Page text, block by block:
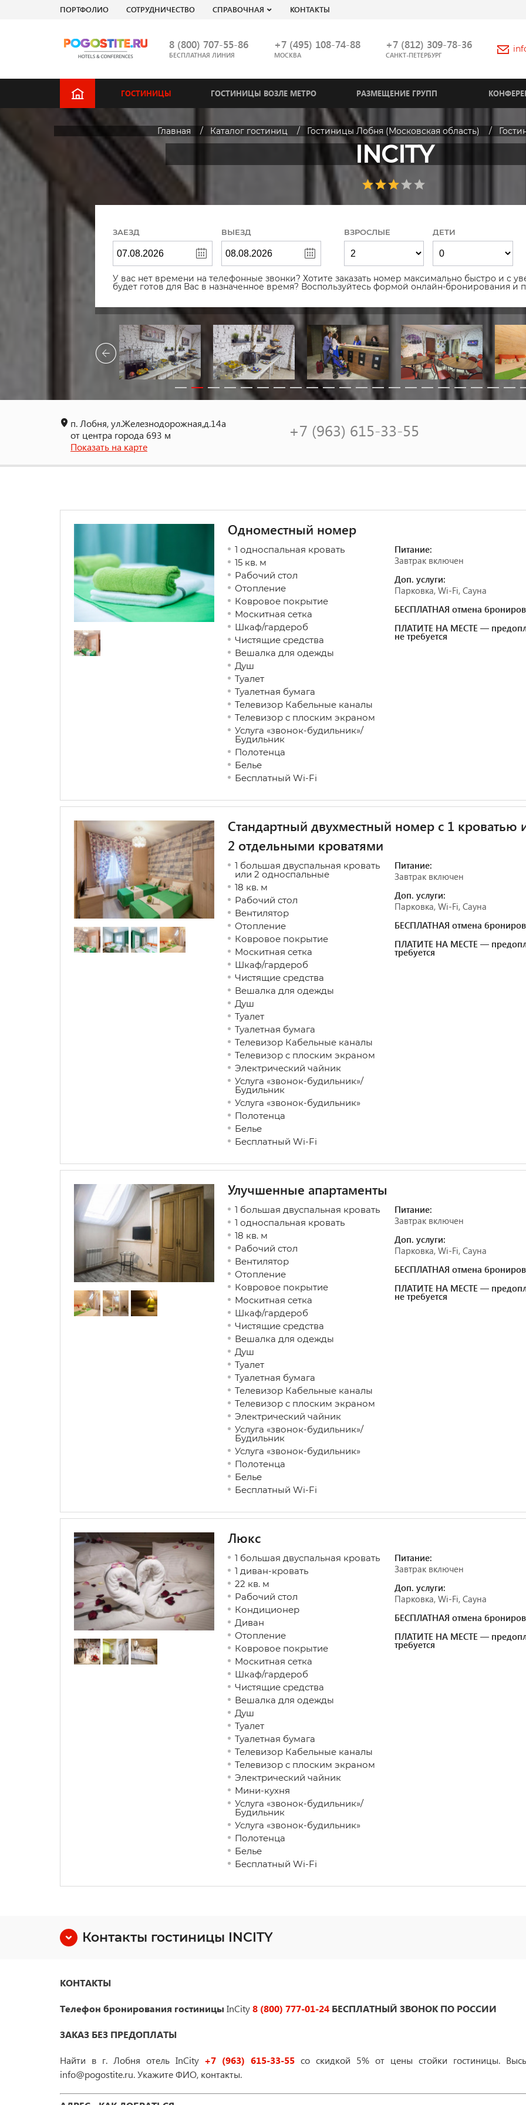
ПОРТФОЛИО СОТРУДНИЧЕСТВО СПРАВОЧНАЯ КОНТАКТЫ
8 (800) 707-55-86
БЕСПЛАТНАЯ ЛИНИЯ
+7 (495) 108-74-88
МОСКВА
+7 (812) 309-78-36
САНКТ-ПЕТЕРБУРГ
ГОСТИНИЦЫ ГОСТИНИЦЫ ВОЗЛЕ МЕТРО РАЗМЕЩЕНИЕ ГРУПП
Главная Каталог гостиниц Гостиницы Лобня (Московская область)
INCITY
ЗАЕЗД ВЫЕЗД ВЗРОСЛЫЕ ДЕТИ
У вас нет времени на телефонные звонки? Хотите заказать номер максимально быстро и с
будет готов для Вас в назначенное время? Воспользуйтесь формой онлайн-бронирования и
п. Лобня, ул.Железнодорожная,д.14а
от центра города 693 м
Показать на карте
+7 (963) 615-33-55
Одноместный номер
1 односпальная кровать
15 кв. м
Рабочий стол
Отопление
Ковровое покрытие
Москитная сетка
Шкаф/гардероб
Чистящие средства
Вешалка для одежды
Душ
Туалет
Туалетная бумага
Телевизор Кабельные каналы
Телевизор с плоским экраном
Услуга «звонок-будильник»/
Будильник
Полотенца
Белье
Бесплатный Wi-Fi
Питание:
Завтрак включен
Доп. услуги:
Парковка, Wi-Fi, Сауна
БЕСПЛАТНАЯ отмена
ПЛАТИТЕ НА МЕСТЕ —
не требуется
Стандартный двухместный номер с 1 кроватью
2 отдельными кроватями
1 большая двуспальная кровать
или 2 односпальные
18 кв. м
Рабочий стол
Вентилятор
Отопление
Ковровое покрытие
Москитная сетка
Шкаф/гардероб
Чистящие средства
Вешалка для одежды
Душ
Туалет
Туалетная бумага
Телевизор Кабельные каналы
Телевизор с плоским экраном
Электрический чайник
Услуга «звонок-будильник»/
Будильник
Услуга «звонок-будильник»
Полотенца
Белье
Бесплатный Wi-Fi
Питание:
Завтрак включен
Доп. услуги:
Парковка, Wi-Fi, Сауна
БЕСПЛАТНАЯ отмена
ПЛАТИТЕ НА МЕСТЕ —
требуется
Улучшенные апартаменты
1 большая двуспальная кровать
1 односпальная кровать
18 кв. м
Рабочий стол
Вентилятор
Отопление
Ковровое покрытие
Москитная сетка
Шкаф/гардероб
Чистящие средства
Вешалка для одежды
Душ
Туалет
Туалетная бумага
Телевизор Кабельные каналы
Телевизор с плоским экраном
Электрический чайник
Услуга «звонок-будильник»/
Будильник
Услуга «звонок-будильник»
Полотенца
Белье
Бесплатный Wi-Fi
Питание:
Завтрак включен
Доп. услуги:
Парковка, Wi-Fi, Сауна
БЕСПЛАТНАЯ отмена
ПЛАТИТЕ НА МЕСТЕ —
не требуется
Люкс
1 большая двуспальная кровать
1 диван-кровать
22 кв. м
Рабочий стол
Кондиционер
Диван
Отопление
Ковровое покрытие
Москитная сетка
Шкаф/гардероб
Чистящие средства
Вешалка для одежды
Душ
Туалет
Туалетная бумага
Телевизор Кабельные каналы
Телевизор с плоским экраном
Электрический чайник
Мини-кухня
Услуга «звонок-будильник»/
Будильник
Услуга «звонок-будильник»
Полотенца
Белье
Бесплатный Wi-Fi
Питание:
Завтрак включен
Доп. услуги:
Парковка, Wi-Fi, Сауна
БЕСПЛАТНАЯ отмена
ПЛАТИТЕ НА МЕСТЕ —
требуется
Контакты гостиницы INCITY
КОНТАКТЫ
Телефон бронирования гостиницы InCity8 (800) 777-01-24 БЕСПЛАТНЫЙ ЗВОНОК ПО РОССИИ
ЗАКАЗ БЕЗ ПРЕДОПЛАТЫ
Найти в г. Лобня отель InCity +7 (963) 615-33-55 со скидкой 5% от цены стойки гостиницы.
info@pogostite.ru. Укажите ФИО, контакты.